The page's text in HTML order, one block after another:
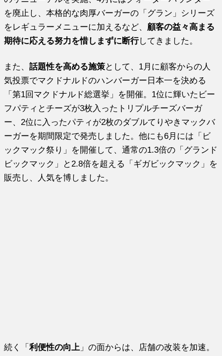
を廃止し、本格的な肉厚バーガーの「グラン」シリーズ
をレギュラーメニューに加えるなど、 顧客の益々高まる
期待に応える努力を惜しまずに断行してきました。
また、話題性を高める施策として、1月に顧客からの人
気投票でマクドナルドのハンバーガー日本一を決める
「第1回マクドナルド総選挙」を開催。1位に輝いたビー
フパティとチーズが3枚入ったトリプルチーズバーガ
ー、2位に入ったパティが2枚のダブルてりやきマックバ
ーガーを期間限定で発売しました。他にも6月には「ビ
ックマック祭り」を開催して、通常の1.3倍の「グランド
ビックマック」と2.8倍を超える「ギガビックマック」を
販売し、人気を博しました。
続く「利便性の向上 」の面からは、店舗の改装を加速。